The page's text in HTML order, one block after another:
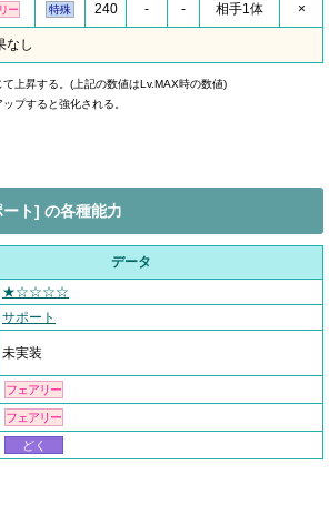
ー 特殊 240 - - 相手1体 ×
なし
上昇する。(上記の数値はLv.MAX時の数値)
プすると強化される。
ト] の各種能力
データ
★☆☆☆☆
サポート
未実装
フェアリー
フェアリー
どく